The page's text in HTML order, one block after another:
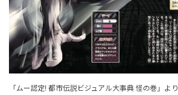
「ムー認定! 都市伝説ビジュアル大事典 怪の巻」より